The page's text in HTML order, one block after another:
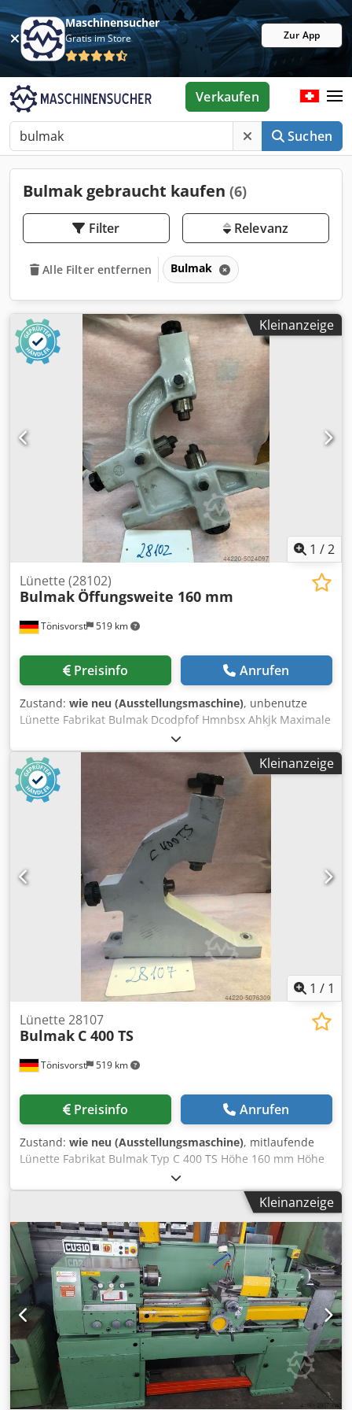
Maschinensucher
Gratis im Store Zur App
Suchen
Verkaufen
Bulmak gebraucht kaufen (6)
Filter Relevanz
Alle Filter entfernen Bulmak
Kleinanzeige
1 /2
Tönisvorst 519 km
Lünette (28102)
Bulmak Öffungsweite 160 mm
Preisinfo Anrufen
Zustand: wie neu (Ausstellungsmaschine), unbenutze
Lünette Fabrikat Bulmak Dcodpfof Hmnbsx Ahkjk Maximale
Öffnungsweite 160 mm Höhe Aufspannfläche bis
Spindelmitte 170 mm Abstand der Befestigungsbohrung
360 mm Aufspannfäche 410 x 70 mm ges.Höhe 490 mm
Tiefe 460 mm Gewicht 26 kg
Kleinanzeige
1 / 1
Tönisvorst 519 km
Lünette 28107
Bulmak C 400 TS
Preisinfo Anrufen
Zustand: wie neu (Ausstellungsmaschine), mitlaufende
Lünette Fabrikat Bulmak Typ C 400 TS Höhe 160 mm Höhe
von Aufspannfläche bis Mitte Lünette. 160 mm Dedpfx
Ahsf I Smzekjck maximaler Wellendurchmesser 110 mm
Kleinanzeige